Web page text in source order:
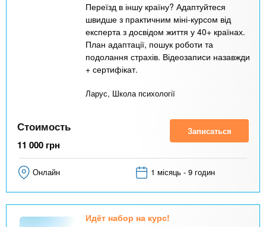
Переїзд в іншу країну? Адаптуйтеся
швидше з практичним міні-курсом від
експерта з досвідом життя у 40+ країнах.
План адаптації, пошук роботи та
подолання страхів. Відеозаписи назавжди
+ сертифікат.
Ларус, Школа психології
Стоимость
11 000 грн
Записаться
Онлайн 1 місяць - 9 годин
Идёт набор на курс!